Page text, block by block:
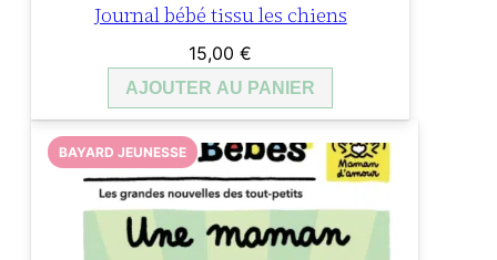
Journal bébé tissu les chiens
15,00€
AJOUTER AU PANIER
BAYARD JEUNESSE